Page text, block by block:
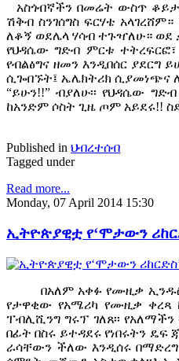
አስጎብኛችን በመሬት ውስጥ
ሽቅብ ስንገሰግስ ፍርሃቴ
ለቆኝ ወደሌላ ሃሳብ ተጉዣለሁ። ወደ
የህዳሴው ግድብ ምርቱ
የብልፅግና ዘመን እንዲበሰር ያደርግ
ሲጐበኙት፤ ኤሌክትሪክ ሲያመነጭና
“ይሁን!!” ብያለሁ፡፡ የህዳሴው
ከአንድም ሶስት ጊዜ ጦም አይደሩ!!
Published in ህብረተሰብ
Tagged under
Read more...
Monday, 07 April 2014 15:30
ኢትዮጵያዊቷ የ‘ሞታውን
በአለም አቀፉ የሙዚቃ
የታዋቂው የአሜሪካ የሙዚቃ ቀረጻ
ፐብሊሺንግ ግሩፕ ገለጸ፡፡
በፊት በስሩ ይተዳደሩ የነበሩትን ዴፍ
ራሳቸውን ችለው እንዲሰሩ